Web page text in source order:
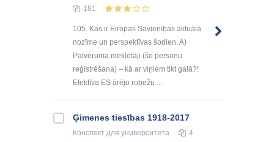
181
105. Kas ir Eiropas Savienības aktuālā
nozīme un perspektīvas šodien. A)
Patvēruma meklētāji (šo personu
reģistrēšana) – kā ar viņiem tikt galā?!
Efektīva ES ārējo robežu ...
Ģimenes tiesības 1918-2017
Конспект для университета 4